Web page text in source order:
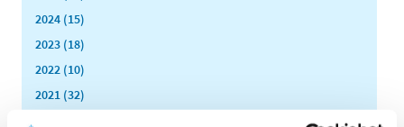
2024 (15)
2023 (18)
2022 (10)
2021 (32)